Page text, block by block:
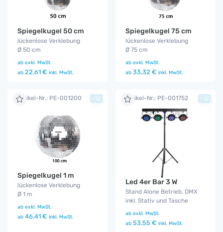
Spiegelkugel 50 cm
lückenlose Verklebung
Ø 50 cm
ab exkl. MwSt.
ab 22,61 € inkl. MwSt.
Spiegelkugel 75 cm
lückenlose Verklebung
Ø 75 cm
ab exkl. MwSt.
ab 33,32 € inkl. MwSt.
Artikel-Nr.: PE-001200
Spiegelkugel 1 m
lückenlose Verklebung
Ø 1 m
ab exkl. MwSt.
ab 46,41 € inkl. MwSt.
+ Artikel-Nr.: PE-001752
Led 4er Bar 3 W
Stand Alone Betrieb, DMX
inkl. Stativ und Tasche
ab exkl. MwSt.
ab 53,55 € inkl. MwSt.
+